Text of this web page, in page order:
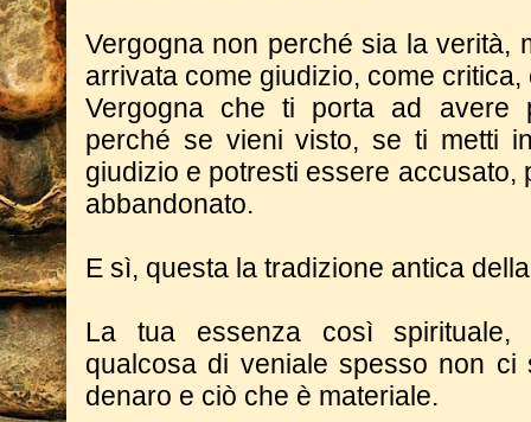
Vergogna non perché sia la verità,
arrivata come giudizio, come critica,
Vergogna che ti porta ad avere
perché se vieni visto, se ti metti
giudizio e potresti essere accusato,
abbandonato.
E sì, questa la tradizione antica
La tua essenza così
qualcosa di veniale spesso non ci
denaro e ciò che è materiale.